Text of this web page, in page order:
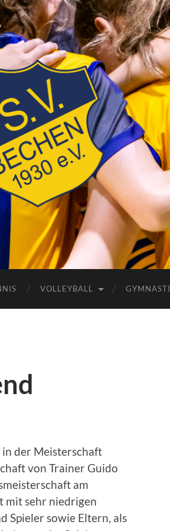
SV
Bechen
1930
e.V.
VOLLEYBALL
in der Meisterschaft
von Trainer Guido
am
mit sehr niedrigen
Spieler sowie Eltern, als